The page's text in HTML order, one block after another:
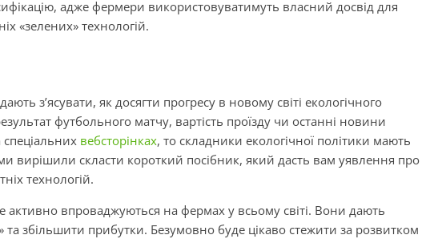
адже фермери використовуватимуть власний досвід для
«зелених» технологій.
з’ясувати, як досягти прогресу в новому світі екологічного
футбольного матчу, вартість проїзду чи останні новини
вебсторінках, то складники екологічної політики мають
вирішили скласти короткий посібник, який дасть вам уявлення про
технологій.
активно впроваджуються на фермах у всьому світі. Вони дають
та збільшити прибутки. Безумовно буде цікаво стежити за розвитком